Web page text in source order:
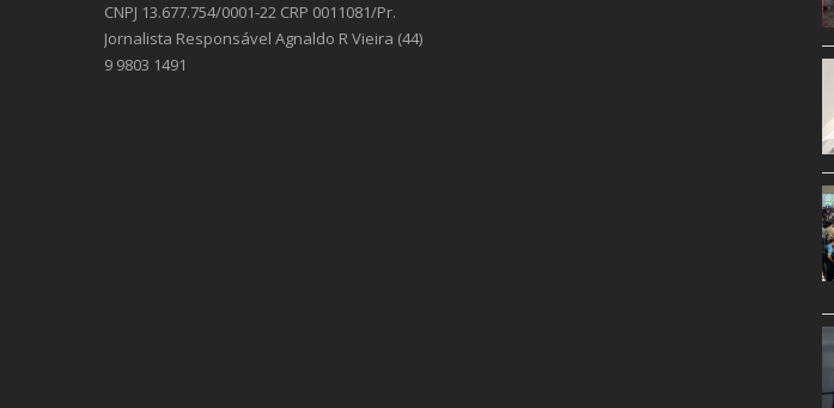
CNPJ 13.677.754/0001-22 CRP 0011081/Pr.
Jornalista Responsável Agnaldo R Vieira (44)
9 9803 1491